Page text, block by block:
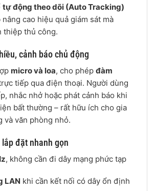
tự động theo dõi (Auto Tracking)
cao hiệu quả giám sát mà
thiệp thủ công.
cảnh báo chủ động
micro và loa, cho phép đàm
tiếp qua điện thoại. Người dùng
nhắc nhở hoặc phát cảnh báo khi
bất thường – rất hữu ích cho gia
và văn phòng nhỏ.
đặt nhanh gọn
, không cần đi dây mạng phức tạp
LAN khi cần kết nối có dây ổn định